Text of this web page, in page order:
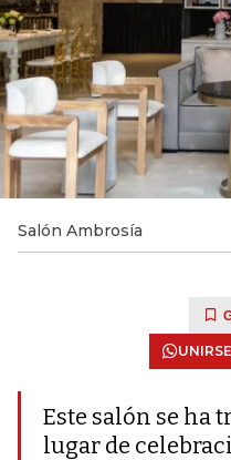
Salón Ambrosía
Este salón se ha
lugar de